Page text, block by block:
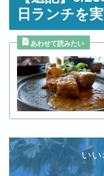
日ランチを
い